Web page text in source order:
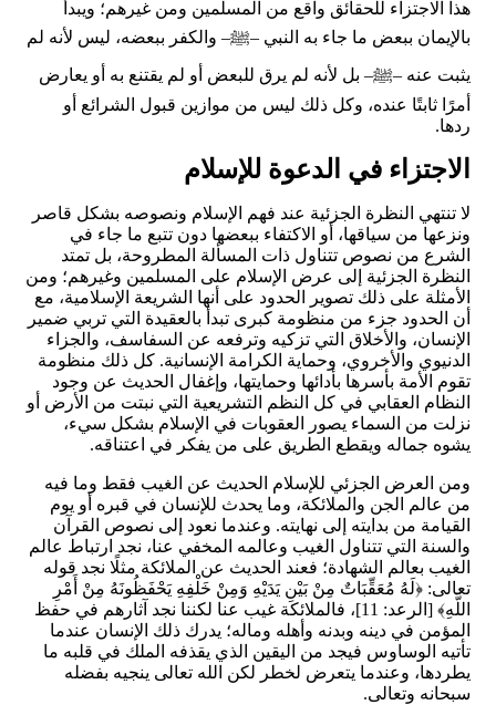
هذا الاجتزاء للحقائق واقع من المسلمين ومن غيرهم؛ ويبدأ
بالإيمان ببعض ما جاء به النبي –ﷺ– والكفر ببعضه، ليس لأنه لم
يثبت عنه –ﷺ– بل لأنه لم يرق للبعض أو لم يقتنع به أو يعارض
أمرًا ثابتًا عنده، وكل ذلك ليس من موازين قبول الشرائع أو
ردها.
الاجتزاء في الدعوة للإسلام
لا تنتهي النظرة الجزئية عند فهم الإسلام ونصوصه بشكل قاصر
ونزعها من سياقها، أو الاكتفاء ببعضها دون تتبع ما جاء في
الشرع من نصوص تتناول ذات المسألة المطروحة، بل تمتد
النظرة الجزئية إلى عرض الإسلام على المسلمين وغيرهم؛ ومن
الأمثلة على ذلك تصوير الحدود على أنها الشريعة الإسلامية، مع
أن الحدود جزء من منظومة كبرى تبدأ بالعقيدة التي تربي ضمير
الإنسان، والأخلاق التي تزكيه وترفعه عن السفاسف، والجزاء
الدنيوي والأخروي، وحماية الكرامة الإنسانية. كل ذلك منظومة
تقوم الأمة بأسرها بأدائها وحمايتها، وإغفال الحديث عن وجود
النظام العقابي في كل النظم التشريعية التي نبتت من الأرض أو
نزلت من السماء يصور العقوبات في الإسلام بشكل سيء،
يشوه جماله ويقطع الطريق على من يفكر في اعتناقه.
ومن العرض الجزئي للإسلام الحديث عن الغيب فقط وما فيه
من عالم الجن والملائكة، وما يحدث للإنسان في قبره أو يوم
القيامة من بدايته إلى نهايته. وعندما نعود إلى نصوص القرآن
والسنة التي تتناول الغيب وعالمه المخفي عنا، نجد ارتباط عالم
الغيب بعالم الشهادة؛ فعند الحديث عن الملائكة مثلًا نجد قوله
تعالى: ﴿لَهُ مُعَقِّبَاتٌ مِنْ بَيْنِ يَدَيْهِ وَمِنْ خَلْفِهِ يَحْفَظُونَهُ مِنْ أَمْرِ
اللَّهِ﴾ [الرعد: 11]، فالملائكة غيب عنا لكننا نجد آثارهم في حفظ
المؤمن في دينه وبدنه وأهله وماله؛ يدرك ذلك الإنسان عندما
تأتيه الوساوس فيجد من اليقين الذي يقذفه الملك في قلبه ما
يطردها، وعندما يتعرض لخطر لكن الله تعالى ينجيه بفضله
سبحانه وتعالى.